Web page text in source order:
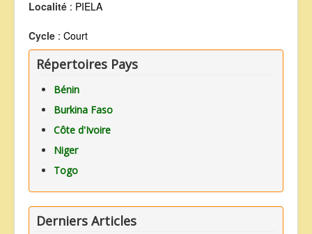
Localité : PIELA
Cycle : Court
Répertoires Pays
Bénin
Burkina Faso
Côte d'Ivoire
Niger
Togo
Derniers Articles